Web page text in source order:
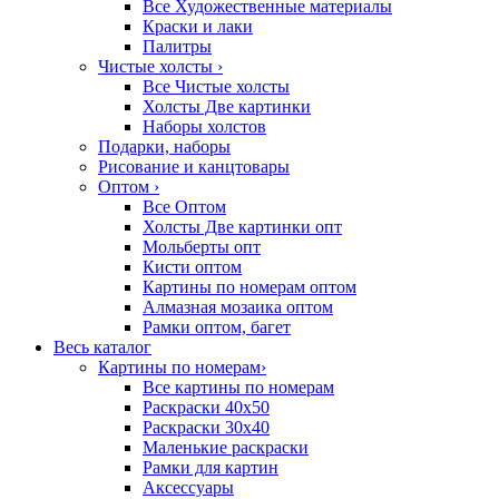
Все Художественные материалы
Краски и лаки
Палитры
Чистые холсты ›
Все Чистые холсты
Холсты Две картинки
Наборы холстов
Подарки, наборы
Рисование и канцтовары
Оптом ›
Все Оптом
Холсты Две картинки опт
Мольберты опт
Кисти оптом
Картины по номерам оптом
Алмазная мозаика оптом
Рамки оптом, багет
Весь каталог
Картины по номерам›
Все картины по номерам
Раскраски 40х50
Раскраски 30х40
Маленькие раскраски
Рамки для картин
Аксессуары